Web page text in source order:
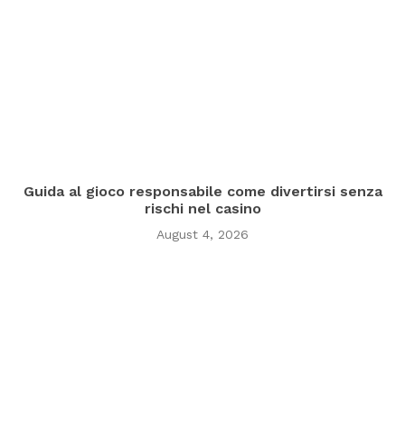
Guida al gioco responsabile come divertirsi senza
rischi nel casino
August 4, 2026